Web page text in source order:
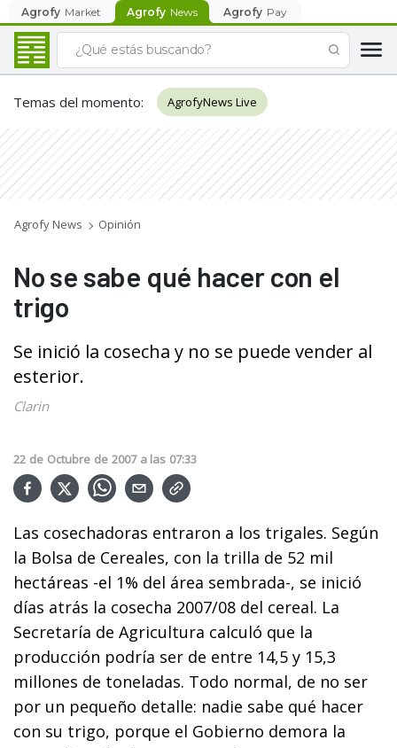
Agrofy Market Agrofy News Agrofy Pay
Temas del momento: AgrofyNews Live
Agrofy News Opinión
No se sabe qué hacer con el
trigo
Se inició la cosecha y no se puede vender al
esterior.
Clarin
22 de Octubre de 2007 a las 07:33
Las cosechadoras entraron a los trigales. Según
la Bolsa de Cereales, con la trilla de 52 mil
hectáreas -el 1% del área sembrada-, se inició
días atrás la cosecha 2007/08 del cereal. La
Secretaría de Agricultura calculó que la
producción podría ser de entre 14,5 y 15,3
millones de toneladas. Todo normal, de no ser
por un pequeño detalle: nadie sabe qué hacer
con su trigo, porque el Gobierno demora la